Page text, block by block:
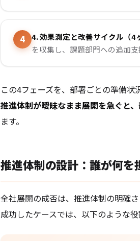
4. 効果測定と改善サイクル（4
を収集し、課題部門への追加
この4フェーズを、部署ごとの準備状
推進体制が曖昧なまま展開を急ぐと
ます。
推進体制の設計：誰が何を
全社展開の成否は、推進体制の明確
成功したケースでは、以下のような